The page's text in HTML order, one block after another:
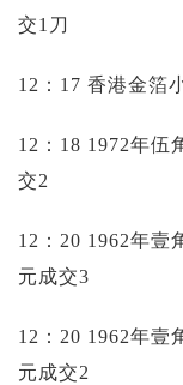
交1刀
12：17 香港金箔
12：18 1972年伍
交2
12：20 1962年壹
元成交3
12：20 1962年壹
元成交2